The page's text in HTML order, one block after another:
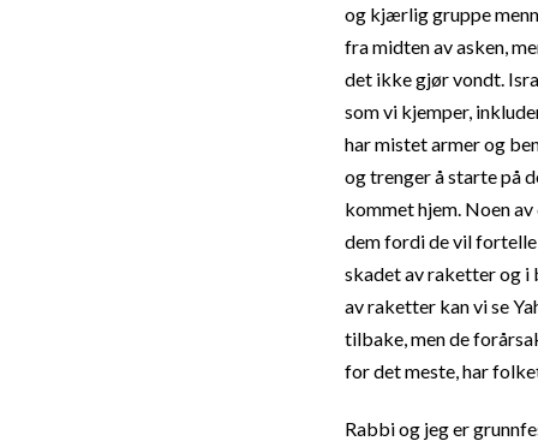
og kjærlig gruppe
fra midten av asken,
det ikke gjør vondt.
som vi kjemper,
har mistet armer og
og trenger å starte på
kommet hjem. Noen
dem fordi de vil
skadet av raketter og i
av raketter kan vi se
tilbake, men de
for det meste, har
Rabbi og jeg er